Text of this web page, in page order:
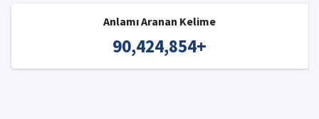
Anlamı Aranan Kelime
90,424,854+